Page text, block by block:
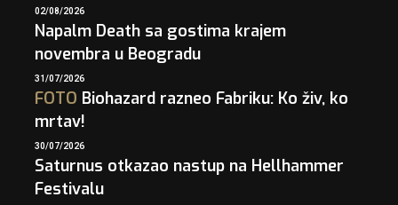
02/08/2026
Napalm Death sa gostima krajem
novembra u Beogradu
31/07/2026
FOTO Biohazard razneo Fabriku: Ko živ, ko
mrtav!
30/07/2026
Saturnus otkazao nastup na Hellhammer
Festivalu